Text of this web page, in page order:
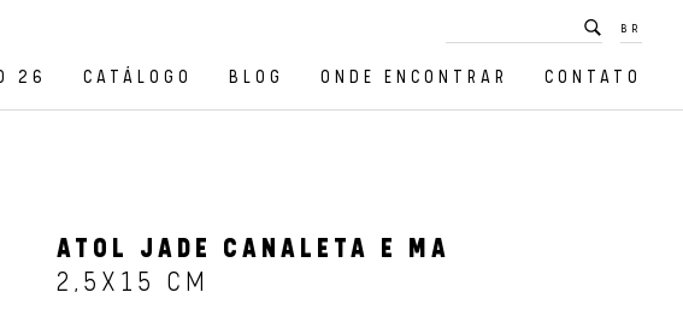
BR
26 CATÁLOGO BLOG ONDE ENCONTRAR CONTATO
ATOL JADE CANALETA E MA
2,5X15 CM